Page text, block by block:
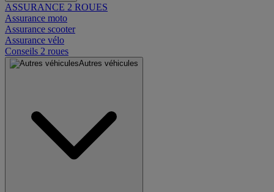
ASSURANCE 2 ROUES
Assurance moto
Assurance scooter
Assurance vélo
Conseils 2 roues
Autres véhicules